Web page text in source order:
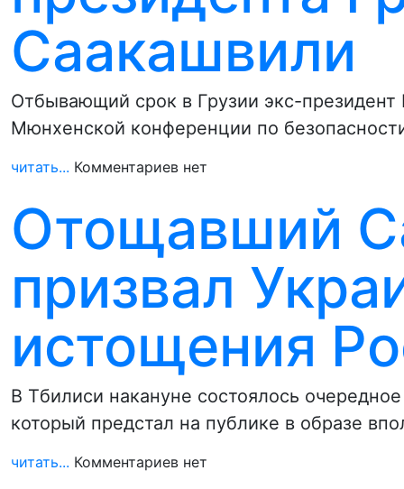
Саакашвили
Отбывающий срок в Грузии экс-
Мюнхенской конференции по
читать... Комментариев нет
Отощавший
призвал
истощения
В Тбилиси накануне состоялось
который предстал на публике в образе
читать... Комментариев нет